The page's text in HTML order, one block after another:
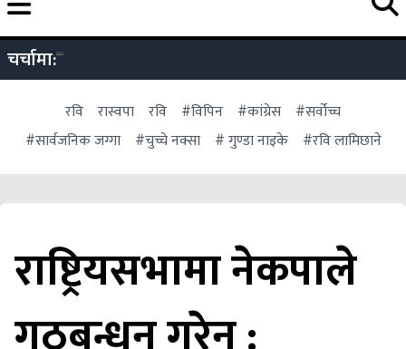
चर्चामा:
रवि रास्वपा रवि #विपिन #कांग्रेस
#सर्वोच्च
#सार्वजनिक जग्गा
#चुच्चे नक्सा # गुण्डा नाइके #रवि लामिछाने
राष्ट्रियसभामा नेकपाले